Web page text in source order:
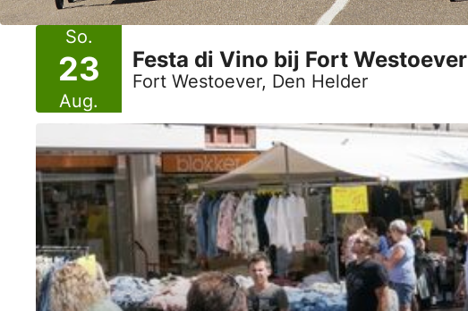
So.
23
Aug.
Festa di Vino bij Fort Westoever
Fort Westoever, Den Helder